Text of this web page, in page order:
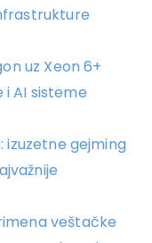
uz Xeon 6+
AI sisteme
izuzetne gejming
veštačke